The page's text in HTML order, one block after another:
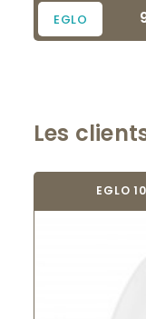
EGLO
Les
EGLO